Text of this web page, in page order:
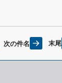
次の件名 末尾